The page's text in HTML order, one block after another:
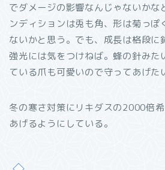
でダメージの影響なんじゃないかな
ンディションは兎も角、形は菊っぽ
ないかと思う。でも、成長は格段に
強光には気をつけねば。蜂の針みた
ている爪も可愛いので守ってあげた
冬の寒さ対策にリキダスの2000倍
あげるようにしている。